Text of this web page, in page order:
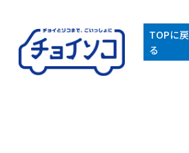
TOPに戻
る